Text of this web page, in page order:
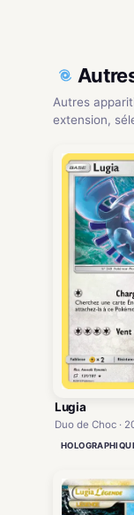
Autres
extension,
Lugia
Duo de Choc ·